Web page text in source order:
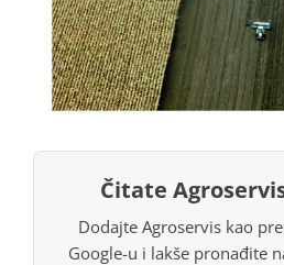
Čitate
Dodajte Agroservis kao
Google-u i lakše pronađite